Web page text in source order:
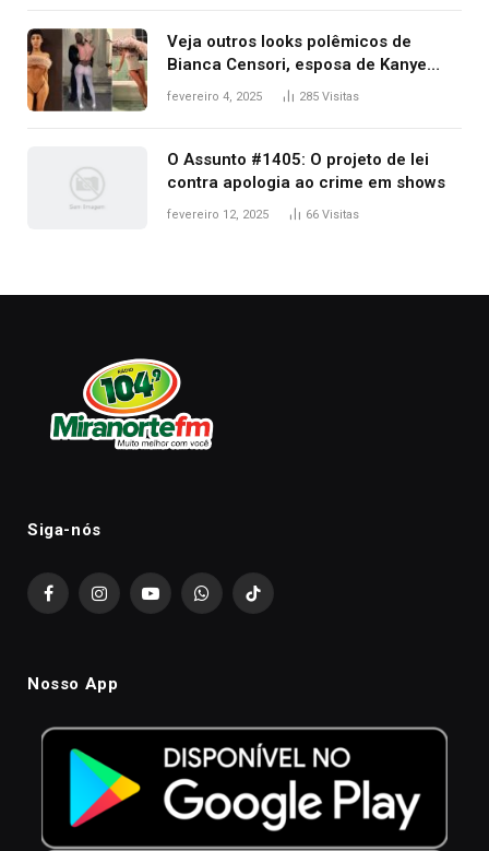
Veja outros looks polêmicos de
Bianca Censori, esposa de Kanye
West que apareceu nua no Grammy
fevereiro 4, 2025 285 Visitas
O Assunto #1405: O projeto de lei
contra apologia ao crime em shows
fevereiro 12, 2025 66 Visitas
Siga-nós
FacebookInstagramYouTubeWhatsAppTikTok
Nosso App